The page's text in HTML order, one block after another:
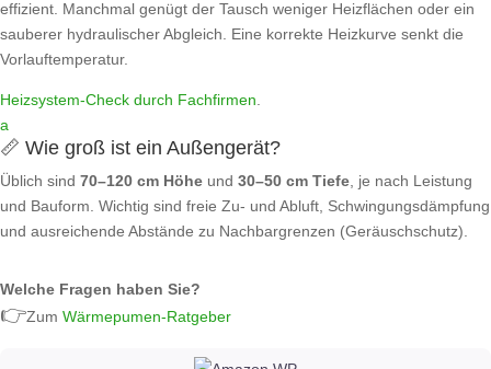
effizient. Manchmal genügt der Tausch weniger Heizflächen oder ein
sauberer hydraulischer Abgleich. Eine korrekte Heizkurve senkt die
Vorlauftemperatur.
Heizsystem‑Check durch Fachfirmen.
a
📏 Wie groß ist ein Außengerät?
Üblich sind 70–120 cm Höhe und 30–50 cm Tiefe, je nach Leistung
und Bauform. Wichtig sind freie Zu‑ und Abluft, Schwingungsdämpfung
und ausreichende Abstände zu Nachbargrenzen (Geräuschschutz).
Welche Fragen haben Sie?
👉Zum Wärmepumen-Ratgeber